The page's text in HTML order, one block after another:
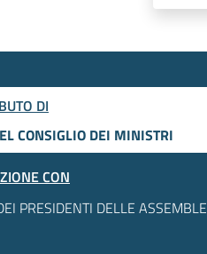
DI
CONSIGLIO DEI MINISTRI
CON
PRESIDENTI DELLE